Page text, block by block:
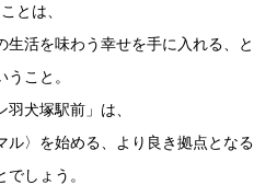
ことは、
生活を味わう幸せを手に入れる、と
うこと。
羽犬塚駅前」は、
ル〉を始める、より良き拠点となる
でしょう。